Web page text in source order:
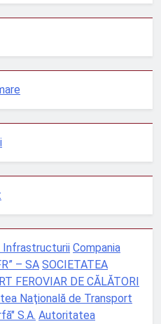
Infrastructurii Compania
– SA SOCIETATEA
FEROVIAR DE CĂLĂTORI
Naţională de Transport
S.A. Autoritatea